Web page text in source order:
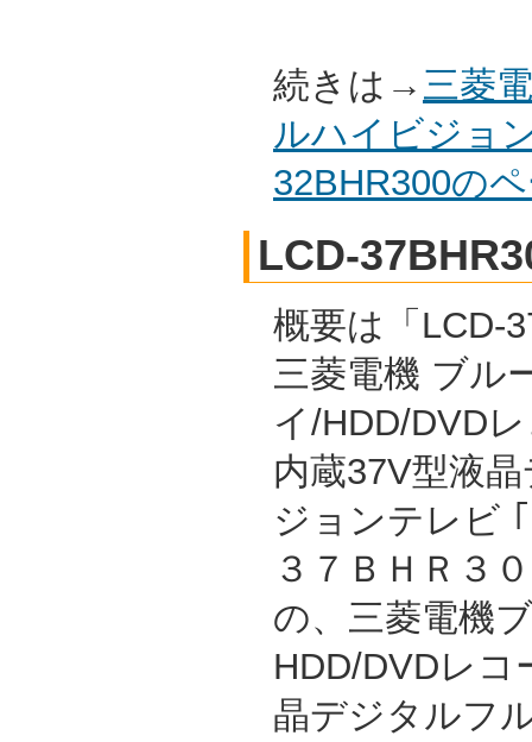
続きは→ 三菱
ルハイビジョ
32BHR300の
LCD-
概要は「LCD-
三菱電機 ブル
イ/HDD/DVD
内蔵37V型液
ジョンテレビ
３７ＢＨＲ３
の、三菱電機
HDD/DVDレコ
晶デジタルフ